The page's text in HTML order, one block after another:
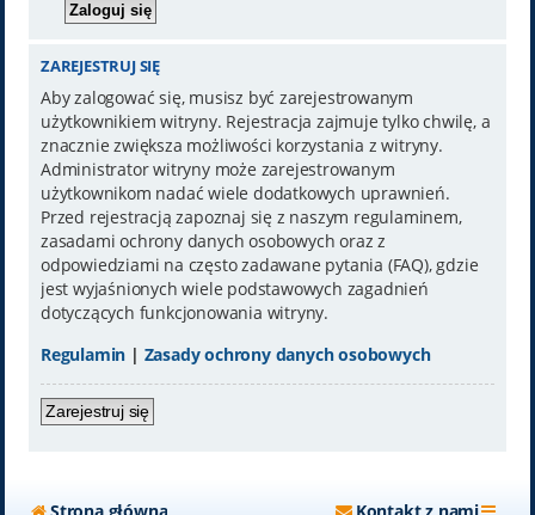
ZAREJESTRUJ SIĘ
Aby zalogować się, musisz być zarejestrowanym
użytkownikiem witryny. Rejestracja zajmuje tylko chwilę, a
znacznie zwiększa możliwości korzystania z witryny.
Administrator witryny może zarejestrowanym
użytkownikom nadać wiele dodatkowych uprawnień.
Przed rejestracją zapoznaj się z naszym regulaminem,
zasadami ochrony danych osobowych oraz z
odpowiedziami na często zadawane pytania (FAQ), gdzie
jest wyjaśnionych wiele podstawowych zagadnień
dotyczących funkcjonowania witryny.
Regulamin | Zasady ochrony danych osobowych
Zarejestruj się
Strona główna Kontakt z nami